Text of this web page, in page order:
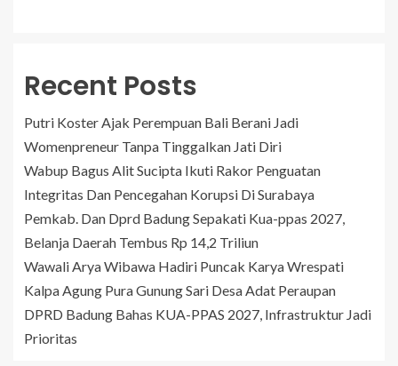
Recent Posts
Putri Koster Ajak Perempuan Bali Berani Jadi
Womenpreneur Tanpa Tinggalkan Jati Diri
Wabup Bagus Alit Sucipta Ikuti Rakor Penguatan
Integritas Dan Pencegahan Korupsi Di Surabaya
Pemkab. Dan Dprd Badung Sepakati Kua-ppas 2027,
Belanja Daerah Tembus Rp 14,2 Triliun
Wawali Arya Wibawa Hadiri Puncak Karya Wrespati
Kalpa Agung Pura Gunung Sari Desa Adat Peraupan
DPRD Badung Bahas KUA-PPAS 2027, Infrastruktur Jadi
Prioritas